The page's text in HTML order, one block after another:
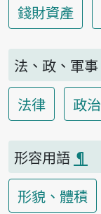
錢財資產
法、政、軍事
法律
政治
形容用語 ¶
形貌、體積